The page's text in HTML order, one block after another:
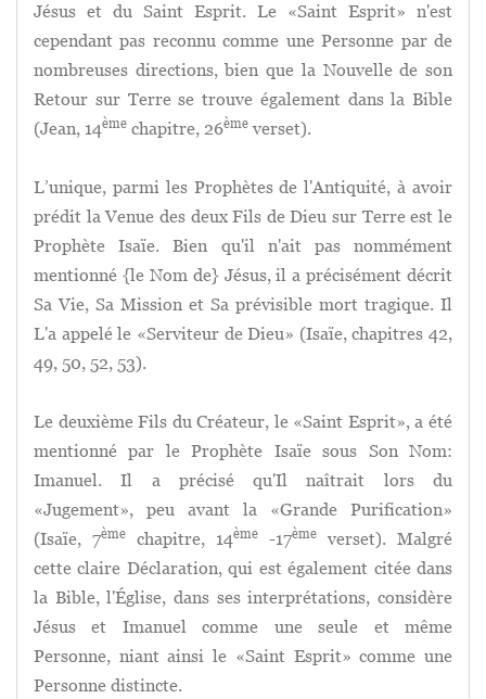
Jésus et du Saint Esprit. Le «Saint Esprit» n'est
cependant pas reconnu comme une Personne par de
nombreuses directions, bien que la Nouvelle de son
Retour sur Terre se trouve également dans la Bible
(Jean, 14ème chapitre, 26ème verset).
L’unique, parmi les Prophètes de l'Antiquité, à avoir
prédit la Venue des deux Fils de Dieu sur Terre est le
Prophète Isaïe. Bien qu'il n'ait pas nommément
mentionné {le Nom de} Jésus, il a précisément décrit
Sa Vie, Sa Mission et Sa prévisible mort tragique. Il
L'a appelé le «Serviteur de Dieu» (Isaïe, chapitres 42,
49, 50, 52, 53).
Le deuxième Fils du Créateur, le «Saint Esprit», a été
mentionné par le Prophète Isaïe sous Son Nom:
Imanuel. Il a précisé qu'Il naîtrait lors du
«Jugement», peu avant la «Grande Purification»
(Isaïe, 7ème chapitre, 14ème -17ème
verset). Malgré
cette claire Déclaration, qui est également citée dans
la Bible, l'Église, dans ses interprétations, considère
Jésus et Imanuel comme une seule et même
Personne, niant ainsi le «Saint Esprit» comme une
Personne distincte.